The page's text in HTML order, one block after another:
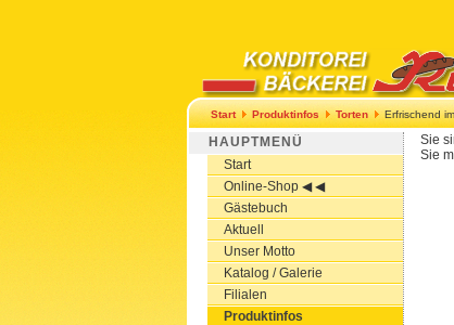
Start Produktinfos Torten Erfrischend
HAUPTMENÜ
Start
Online-Shop ◀ ◀
Gästebuch
Aktuell
Unser Motto
Katalog / Galerie
Filialen
Produktinfos
Sie
Sie